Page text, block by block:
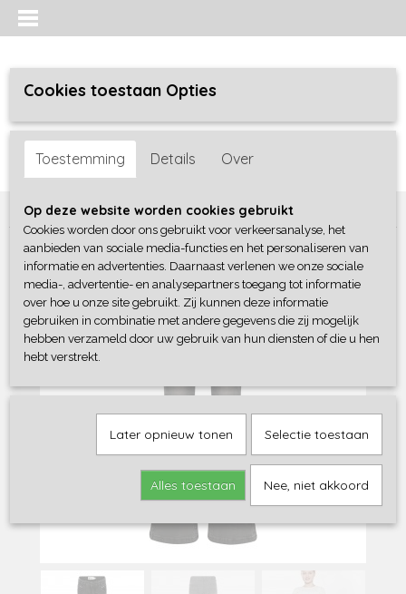
Inloggen Registreren
Home >Meisjes>broeken>No Way Monday
Cookies toestaan Opties
Toestemming Details Over
Op deze website worden cookies gebruikt
Cookies worden door ons gebruikt voor verkeersanalyse, het
aanbieden van sociale media-functies en het personaliseren van
informatie en advertenties. Daarnaast verlenen we onze sociale
media-, advertentie- en analysepartners toegang tot informatie
over hoe u onze site gebruikt. Zij kunnen deze informatie
gebruiken in combinatie met andere gegevens die zij mogelijk
hebben verzameld door uw gebruik van hun diensten of die u hen
hebt verstrekt.
Later opnieuw tonen Selectie toestaan
Alles toestaan Nee, niet akkoord